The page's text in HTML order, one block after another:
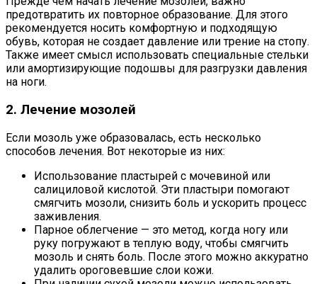
предотвратить их повторное образование. Для этого
рекомендуется носить комфортную и подходящую
обувь, которая не создает давление или трение на стопу.
Также имеет смысл использовать специальные стельки
или амортизирующие подошвы для разгрузки давления
на ноги.
2. Лечение мозолей
Если мозоль уже образовалась, есть несколько
способов лечения. Вот некоторые из них:
Использование пластырей с мочевиной или
салициловой кислотой. Эти пластыри помогают
смягчить мозоли, снизить боль и ускорить процесс
заживления.
Парное облегчение — это метод, когда ногу или
руку погружают в теплую воду, чтобы смягчить
мозоль и снять боль. После этого можно аккуратно
удалить ороговевшие слои кожи.